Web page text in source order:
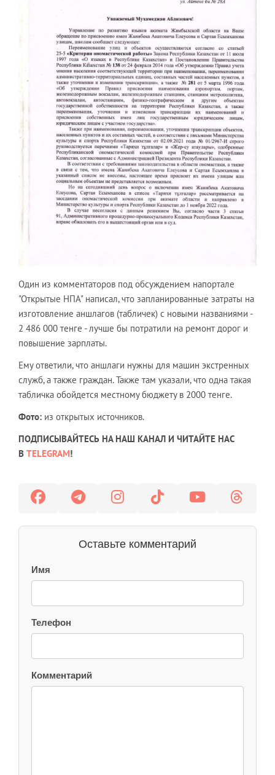
Один из комментаторов под обсуждением напортале
"Открытые НПА" написал, что запланированные затраты на
изготовление аншлагов (табличек) с новыми названиями -
2 486 000 тенге - лучше бы потратили на ремонт дорог и
повышение зарплаты.
Ему ответили, что аншлаги нужны для машин экстренных
служб, а также граждан. Также там указали, что одна такая
табличка обойдется местному бюджету в 2000 тенге.
Фото: из открытых источников.
ПОДПИСЫВАЙТЕСЬ НА НАШ КАНАЛ И ЧИТАЙТЕ НАС
В TELEGRAM!
Оставьте комментарий
Имя
Телефон
Комментарий